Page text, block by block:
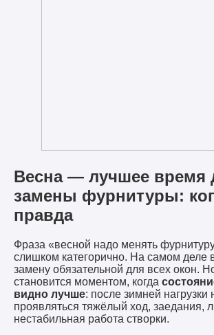
Весна — лучшее время
замены фурнитуры:
правда
Фраза «весной надо менять
слишком категорично. На самом деле
замену обязательной для всех окон.
становится моментом, когда
видно лучше: после зимней нагрузки
проявляться тяжёлый ход, заедания,
нестабильная работа створки.